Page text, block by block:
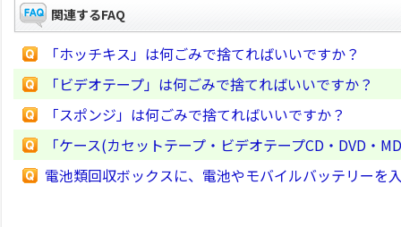
関連するFAQ
「ホッチキス」は何ごみで捨てればいいですか？
「ビデオテープ」は何ごみで捨てればいいですか？
「スポンジ」は何ごみで捨てればいいですか？
「ケース(カセットテープ・ビデオテープCD・DVD・
電池類回収ボックスに、電池やモバイルバッテリーを